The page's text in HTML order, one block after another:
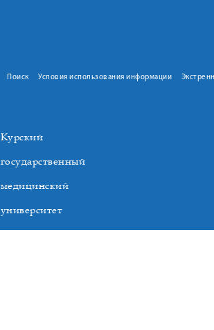
Поиск Условия использования информации
Курский
государственный
медицинский
университет